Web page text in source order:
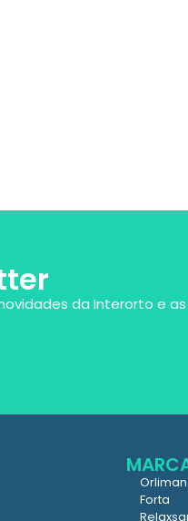
da Interorto e as
Orliman
Forta